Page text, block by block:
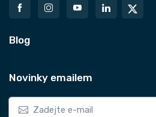
Blog
Novinky emailem